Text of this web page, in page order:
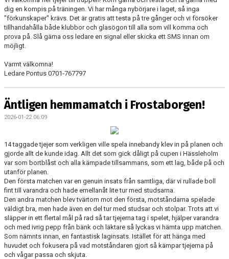
dig en kompis på träningen. Vi har många nybörjare i laget, så inga
"förkunskaper" krävs. Det är gratis att testa på tre gånger och vi försöker
tillhandahålla både klubbor och glasögon till alla som vill komma och
prova på. Slå gärna oss ledare en signal eller skicka ett SMS innan om
möjligt.
Varmt välkomna!
Ledare Pontus 0701-767797
Äntligen hemmamatch i Frostaborgen!
2026-01-22 06:09
14 taggade tjejer som verkligen ville spela innebandy klev in på planen och
gjorde allt de kunde idag. Allt det som gick dåligt på cupen i Hässleholm
var som bortblåst och alla kämpade tillsammans, som ett lag, både på och
utanför planen.
Den första matchen var en genuin insats från samtliga, där vi rullade boll
fint till varandra och hade emellanåt lite tur med studsarna.
Den andra matchen blev tvärtom mot den första, motståndarna spelade
väldigt bra, men hade även en del tur med studsar och stolpar. Trots att vi
släpper in ett flertal mål på rad så tar tjejerna tag i spelet, hjälper varandra
och med ivrig pepp från bänk och läktare så lyckas vi hämta upp matchen.
Som nämnts innan, en fantastisk laginsats. Istället för att hänga med
huvudet och fokusera på vad motståndaren gjort så kämpar tjejerna på
och vågar passa och skjuta.